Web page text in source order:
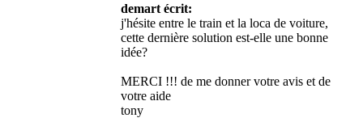
demart écrit:
j'hésite entre le train et la loca de voiture,
cette dernière solution est-elle une bonne
idée?
MERCI !!! de me donner votre avis et de
votre aide
tony